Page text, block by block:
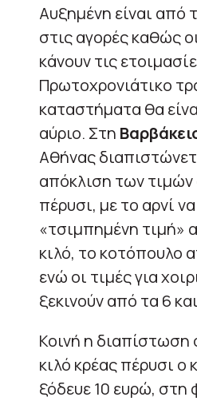
Αυξημένη είναι από
στις αγορές καθώς
κάνουν τις
Πρωτοχρονιάτικο
καταστήματα θα
αύριο. Στη
Αθήνας
απόκλιση των
πέρυσι, με το αρνί
«τσιμπημένη τιμή»
κιλό, το κοτόπουλο
ενώ οι τιμές για
ξεκινούν από τα 6
Κοινή η διαπίστωση
κιλό κρέας πέρυσι
ξόδευε 10 ευρώ, στη